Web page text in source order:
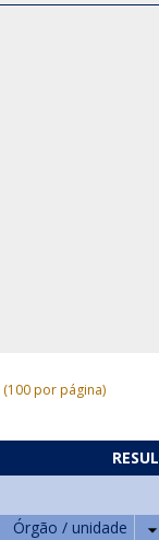
(100 por página)
Órgão / unidade